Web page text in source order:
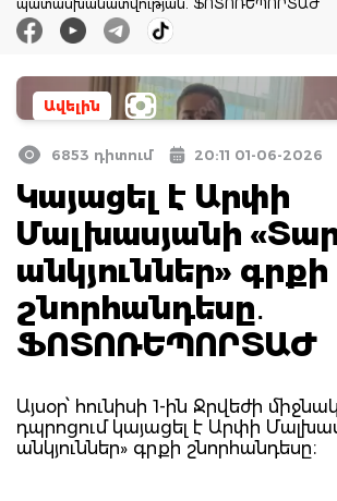
պատասխանատվության. ՖՈՏՈՌԵՊՈՐՏԱԺ
Ավելին
6853 դիտում 20:11 01-06-2026
Կայացել է Արփի
Մալխասյանի
անկյուններ» գրքի
շնորհանդեսը․
ՖՈՏՈՌԵՊՈՐՏԱԺ
Այսօր՝ հունիսի 1-ին Ջրվեժի
դպրոցում կայացել է Արփի
անկյուններ» գրքի շնորհանդեսը։